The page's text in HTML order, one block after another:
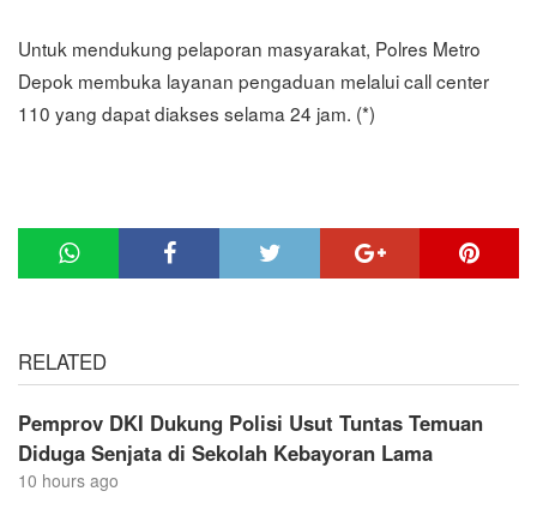
Untuk mendukung pelaporan masyarakat, Polres Metro
Depok membuka layanan pengaduan melalui call center
110 yang dapat diakses selama 24 jam. (*)
RELATED
Pemprov DKI Dukung Polisi Usut Tuntas Temuan
Diduga Senjata di Sekolah Kebayoran Lama
10 hours ago